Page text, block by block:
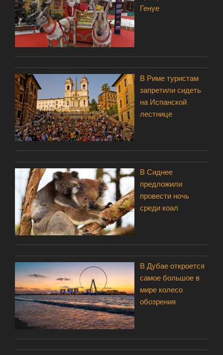
Генуе
В Риме туристам
запретили сидеть
на Испанской
лестнице
В Сиднее
предложили
провести ночь
среди коал
В Дубае откроется
самое большое в
мире колесо
обозрения